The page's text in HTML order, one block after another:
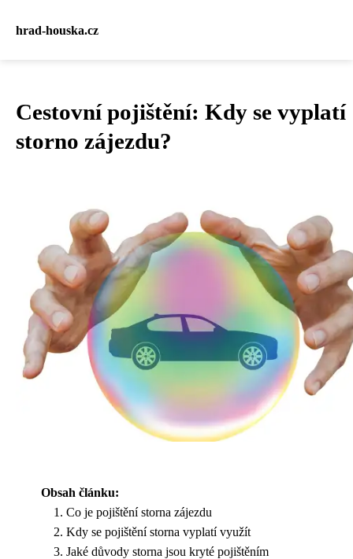
hrad-houska.cz
Cestovní pojištění: Kdy se vyplatí
storno zájezdu?
Obsah článku:
Co je pojištění storna zájezdu
Kdy se pojištění storna vyplatí využít
Jaké důvody storna jsou kryté pojištěním